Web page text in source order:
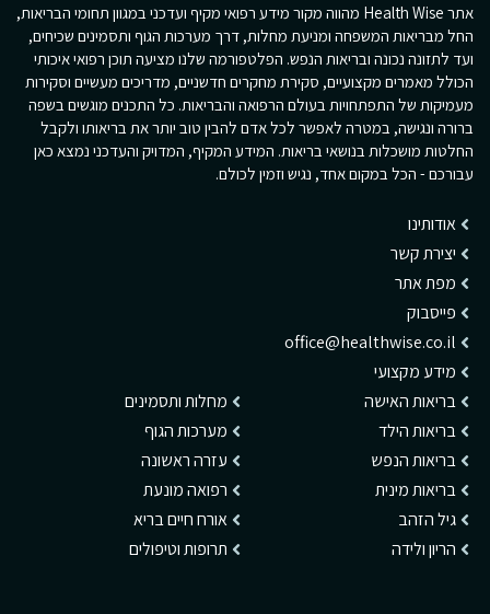
אתר Health Wise מהווה מקור מידע רפואי מקיף ועדכני במגוון תחומי הבריאות,
החל מבריאות המשפחה ומניעת מחלות, דרך מערכות הגוף ותסמינים שכיחים,
ועד לתזונה נכונה ובריאות הנפש. הפלטפורמה שלנו מציעה תוכן רפואי איכותי
הכולל מאמרים מקצועיים, סקירת מחקרים חדשניים, מדריכים מעשיים וסקירות
מעמיקות של התפתחויות בעולם הרפואה והבריאות. כל התכנים מוגשים בשפה
ברורה ונגישה, במטרה לאפשר לכל אדם להבין טוב יותר את בריאותו ולקבל
החלטות מושכלות בנושאי בריאות. המידע המקיף, המדויק והעדכני נמצא כאן
עבורכם - הכל במקום אחד, נגיש וזמין לכולם.
אודותינו
יצירת קשר
מפת אתר
פייסבוק
office@healthwise.co.il
מידע מקצועי
בריאות האישה
בריאות הילד
בריאות הנפש
בריאות מינית
גיל הזהב
הריון ולידה
מחלות ותסמינים
מערכות הגוף
עזרה ראשונה
רפואה מונעת
אורח חיים בריא
תרופות וטיפולים